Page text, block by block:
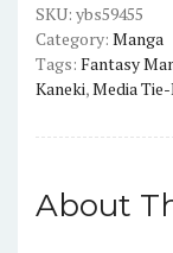
SKU: ybs59455
Category: Manga
Tags: Fantasy
Kaneki,Media
About